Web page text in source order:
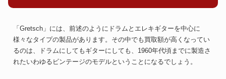
「Gretsch」には、前述のようにドラムとエレキギターを中心に
様々なタイプの製品があります。その中でも買取額が高くなってい
るのは、ドラムにしてもギターにしても、1960年代頃までに製造さ
れたいわゆるビンテージのモデルということになるでしょう。